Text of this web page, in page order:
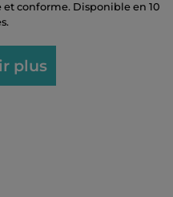
et conforme. Disponible en 10
plus